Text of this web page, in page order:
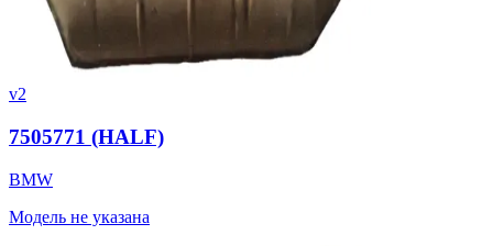
v2
7505771 (HALF)
BMW
Модель не указана